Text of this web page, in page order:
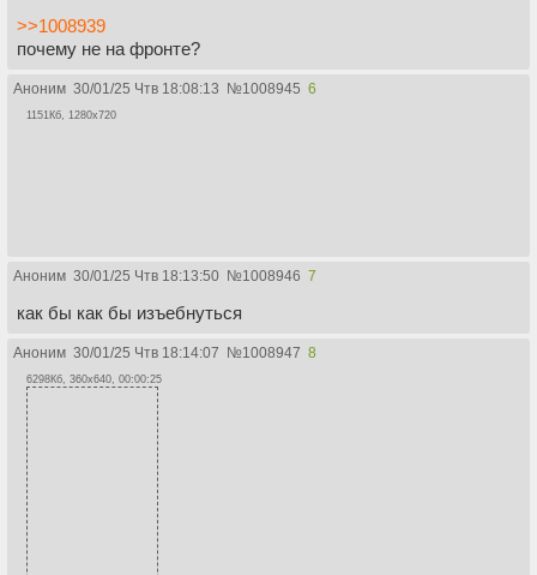
>>1008939
почему не на фронте?
Аноним 30/01/25 Чтв 18:08:13 №1008945 6
1151Кб, 1280x720
Аноним 30/01/25 Чтв 18:13:50 №1008946 7
как бы как бы изъебнуться
Аноним 30/01/25 Чтв 18:14:07 №1008947 8
6298Кб, 360x640, 00:00:25